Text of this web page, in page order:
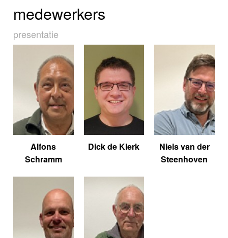
medewerkers
presentatie
Alfons
Schramm
Dick de Klerk
Niels van der
Steenhoven